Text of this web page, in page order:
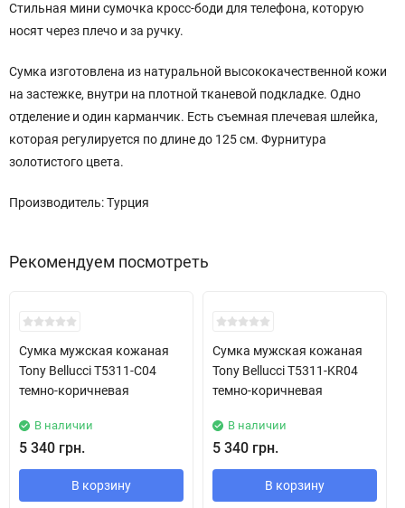
Стильная мини сумочка кросс-боди для телефона, которую
носят через плечо и за ручку.
Сумка изготовлена из натуральной высококачественной кожи
на застежке, внутри на плотной тканевой подкладке. Одно
отделение и один карманчик. Есть съемная плечевая шлейка,
которая регулируется по длине до 125 см. Фурнитура
золотистого цвета.
Производитель: Турция
Рекомендуем посмотреть
New!
Сумка мужская кожаная
Tony Bellucci T5311-C04
темно-коричневая
В наличии
5 340 грн.
В корзину
New!
Сумка мужская кожаная
Tony Bellucci T5311-KR04
темно-коричневая
В наличии
5 340 грн.
В корзину